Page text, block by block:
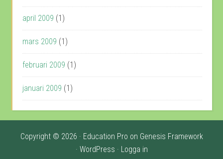
april 2009 (1)
mars 2009 (1)
februari 2009 (1)
januari 2009 (1)
Copyright © 2026 · Education Pro on Genesis Framework
· WordPress · Logga in